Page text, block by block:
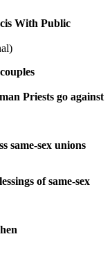
With Public
Priests go against
same-sex unions
of same-sex